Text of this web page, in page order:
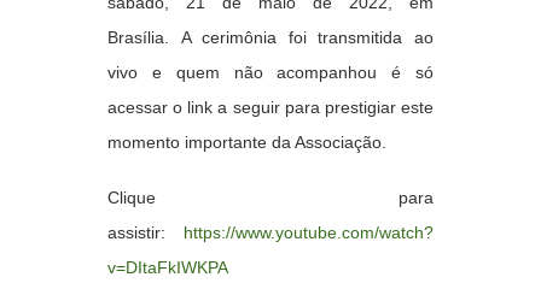
Brasília.
A cerimônia foi transmitida ao
vivo e quem não acompanhou é só
acessar o link a seguir para prestigiar este
momento importante da Associação.
Clique para
assistir: https://www.youtube.com/watch?
v=DItaFkIWKPA